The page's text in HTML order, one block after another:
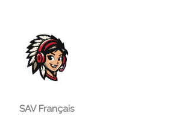
SAV Français